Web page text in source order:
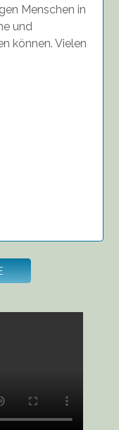
Menschen in
und
können. Vielen